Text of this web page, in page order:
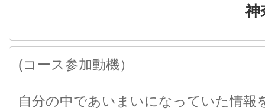
神
(コース参加動機）
自分の中であいまいになっていた情報